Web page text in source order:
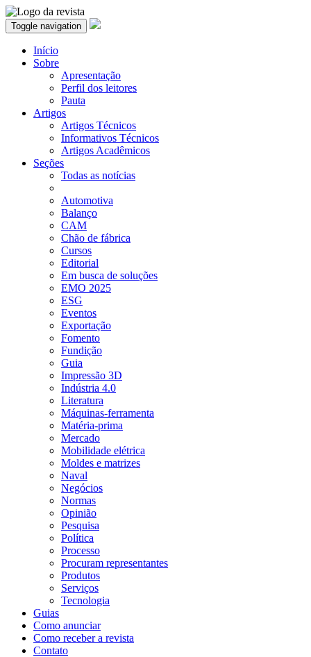
Toggle navigation
Início
Sobre
Apresentação
Perfil dos leitores
Pauta
Artigos
Artigos Técnicos
Informativos Técnicos
Artigos Acadêmicos
Seções
Todas as notícias
Automotiva
Balanço
CAM
Chão de fábrica
Cursos
Editorial
Em busca de soluções
EMO 2025
ESG
Eventos
Exportação
Fomento
Fundição
Guia
Impressão 3D
Indústria 4.0
Literatura
Máquinas-ferramenta
Matéria-prima
Mercado
Mobilidade elétrica
Moldes e matrizes
Naval
Negócios
Normas
Opinião
Pesquisa
Política
Processo
Procuram representantes
Produtos
Serviços
Tecnologia
Guias
Como anunciar
Como receber a revista
Contato